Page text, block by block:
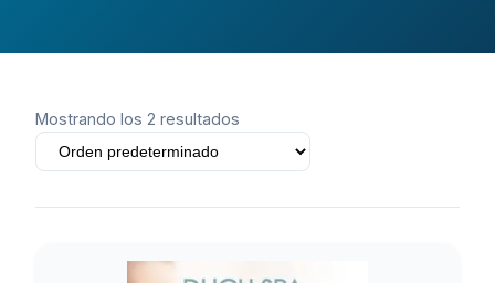
Mostrando los 2 resultados